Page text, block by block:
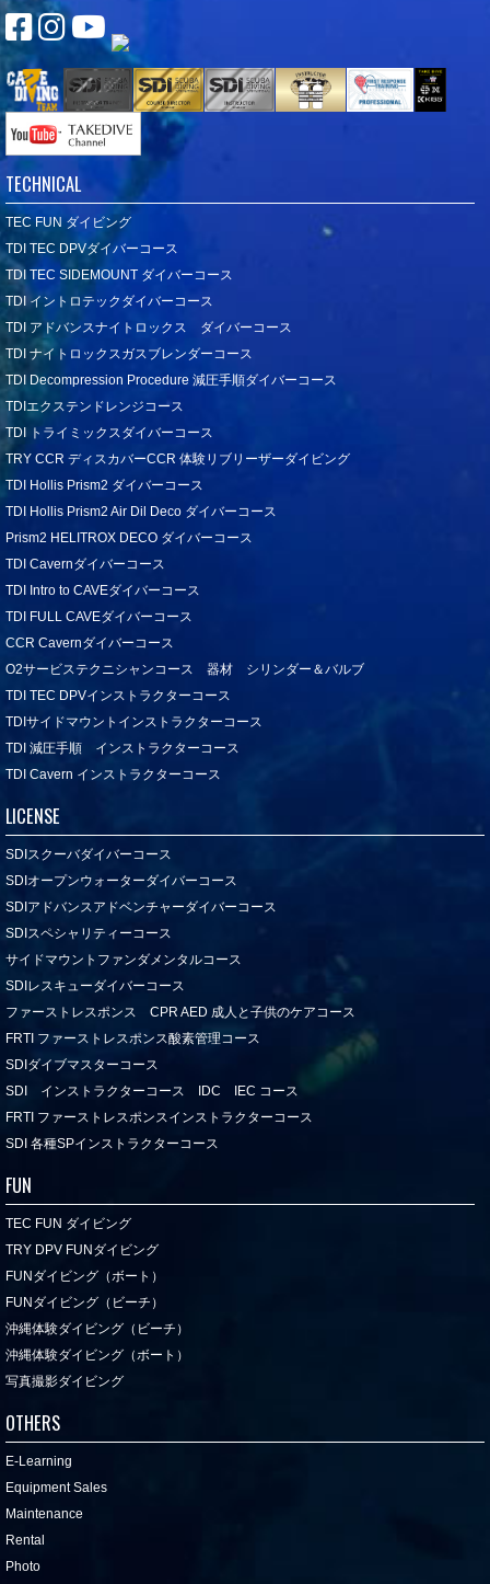
TECHNICAL
TEC FUN ダイビング
TDI TEC DPVダイバーコース
TDI TEC SIDEMOUNT ダイバーコース
TDI イントロテックダイバーコース
TDI アドバンスナイトロックス ダイバーコース
TDI ナイトロックスガスブレンダーコース
TDI Decompression Procedure 減圧手順ダイバーコース
TDIエクステンドレンジコース
TDI トライミックスダイバーコース
TRY CCR ディスカバーCCR 体験リブリーザーダイビング
TDI Hollis Prism2 ダイバーコース
TDI Hollis Prism2 Air Dil Deco ダイバーコース
Prism2 HELITROX DECO ダイバーコース
TDI Cavernダイバーコース
TDI Intro to CAVEダイバーコース
TDI FULL CAVEダイバーコース
CCR Cavernダイバーコース
O2サービステクニシャンコース 器材 シリンダー＆バルブ
TDI TEC DPVインストラクターコース
TDIサイドマウントインストラクターコース
TDI 減圧手順 インストラクターコース
TDI Cavern インストラクターコース
LICENSE
SDIスクーバダイバーコース
SDIオープンウォーターダイバーコース
SDIアドバンスアドベンチャーダイバーコース
SDIスペシャリティーコース
サイドマウントファンダメンタルコース
SDIレスキューダイバーコース
ファーストレスポンス CPR AED 成人と子供のケアコース
FRTI ファーストレスポンス酸素管理コース
SDIダイブマスターコース
SDI インストラクターコース IDC IEC コース
FRTI ファーストレスポンスインストラクターコース
SDI 各種SPインストラクターコース
FUN
TEC FUN ダイビング
TRY DPV FUNダイビング
FUNダイビング（ボート）
FUNダイビング（ビーチ）
沖縄体験ダイビング（ビーチ）
沖縄体験ダイビング（ボート）
写真撮影ダイビング
OTHERS
E-Learning
Equipment Sales
Maintenance
Rental
Photo